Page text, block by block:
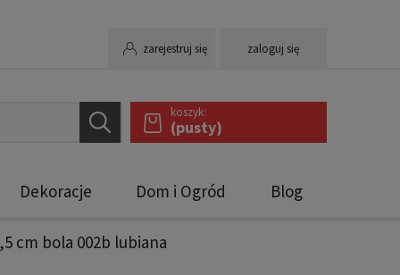
zarejestruj się zaloguj się
koszyk:
(pusty)
Dekoracje Dom i Ogród Blog
cm bola 002b lubiana